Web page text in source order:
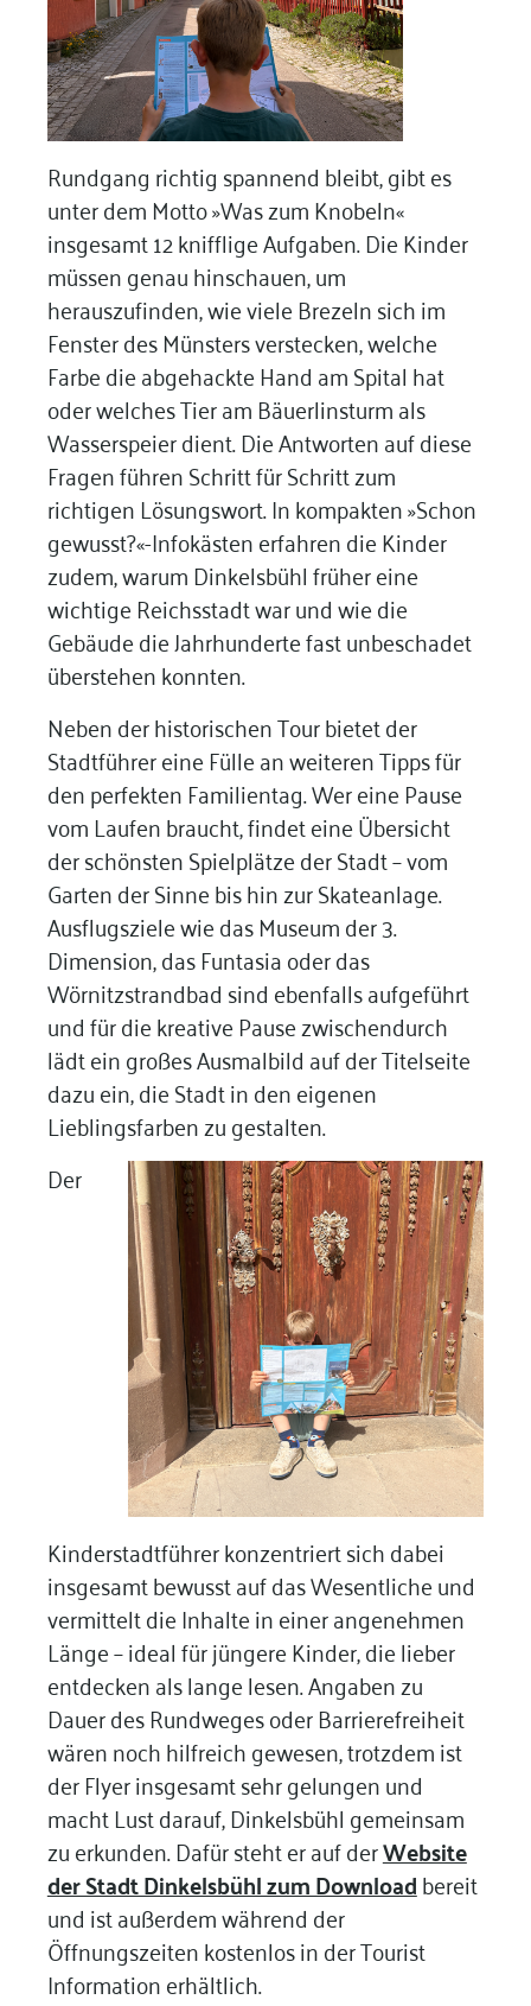
Rundgang richtig spannend bleibt, gibt es
unter dem Motto »Was zum Knobeln«
insgesamt 12 knifflige Aufgaben.Die Kinder
müssen genau hinschauen, um
herauszufinden, wie viele Brezeln sich im
Fenster des Münsters verstecken, welche
Farbe die abgehackte Hand am Spital hat
oder welches Tier am Bäuerlinsturm als
Wasserspeier dient.Die Antworten auf diese
Fragen führen Schritt für Schritt zum
richtigen Lösungswort.In kompakten »Schon
gewusst?«-Infokästen erfahren die Kinder
zudem, warum Dinkelsbühl früher eine
wichtige Reichsstadt war und wie die
Gebäude die Jahrhunderte fast unbeschadet
überstehen konnten.
Neben der historischen Tour bietet der
Stadtführer eine Fülle an weiteren Tipps für
den perfekten Familientag.Wer eine Pause
vom Laufen braucht, findet eine Übersicht
der schönsten Spielplätze der Stadt – vom
Garten der Sinne bis hin zur Skateanlage.
Ausflugsziele wie das Museum der 3.
Dimension, das Funtasia oder das
Wörnitzstrandbad sind ebenfalls aufgeführt
und für die kreative Pause zwischendurch
lädt ein großes Ausmalbild auf der Titelseite
dazu ein, die Stadt in den eigenen
Lieblingsfarben zu gestalten.
Der
Kinderstadtführer konzentriert sich dabei
insgesamt bewusst auf das Wesentliche und
vermittelt die Inhalte in einer angenehmen
Länge – ideal für jüngere Kinder, die lieber
entdecken als lange lesen. Angaben zu
Dauer des Rundweges oder Barrierefreiheit
wären noch hilfreich gewesen, trotzdem ist
der Flyer insgesamt sehr gelungen und
macht Lust darauf, Dinkelsbühl gemeinsam
zu erkunden. Dafür steht er auf derWebsite
der Stadt Dinkelsbühl zum Downloadbereit
und ist außerdem während der
Öffnungszeiten kostenlos in der Tourist
Information erhältlich.